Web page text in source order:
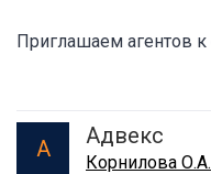
Приглашаем агентов к
А Адвекс
Корнилова О.А.